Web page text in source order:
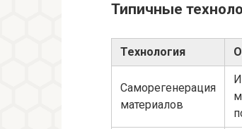
Типичные
Технология
Саморегенерация
материалов